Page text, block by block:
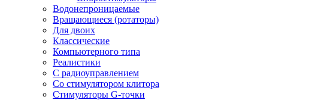
Водонепроницаемые
Вращающиеся (ротаторы)
Для двоих
Классические
Компьютерного типа
Реалистики
С радиоуправлением
Со стимулятором клитора
Стимуляторы G-точки